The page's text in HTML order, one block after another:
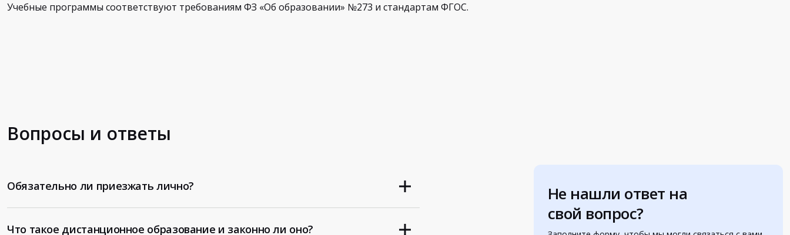
Учебные программы соответствуют требованиям ФЗ «Об образовании» №273 и стандартам ФГОС.
Вопросы и ответы
Не нашли ответ на
свой вопрос?
Обязательно ли приезжать лично?
Что такое дистанционное образование и законно ли оно?